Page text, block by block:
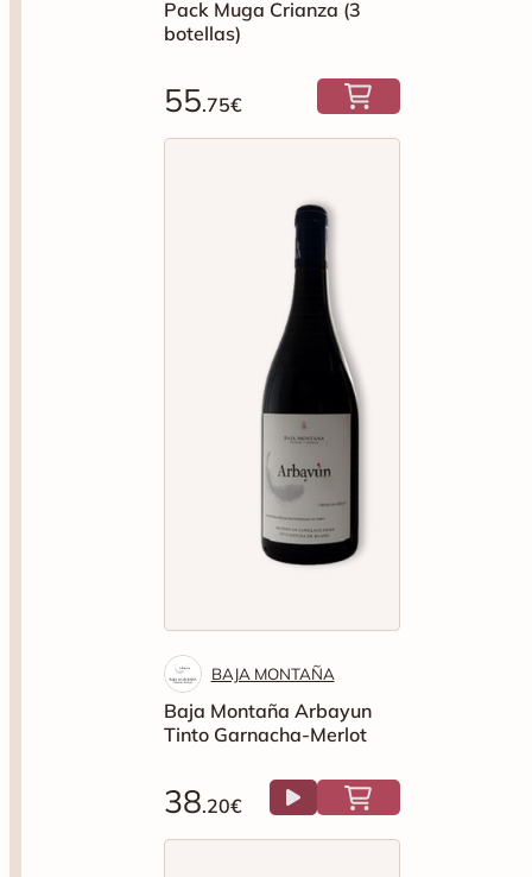
Pack Muga Crianza (3
botellas)
55.75€
BAJA MONTAÑA
Baja Montaña Arbayun
Tinto Garnacha-Merlot
38.20€